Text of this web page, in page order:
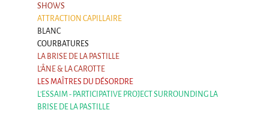
And before that?
Risque ZérO
BOI
Capilotractées
Marathon
SHOWS
ATTRACTION CAPILLAIRE
BLANC
COURBATURES
LA BRISE DE LA PASTILLE
L'ÂNE & LA CAROTTE
LES MAÎTRES DU DÉSORDRE
L'ESSAIM - PARTICIPATIVE PROJECT SURROUNDING LA
BRISE DE LA PASTILLE